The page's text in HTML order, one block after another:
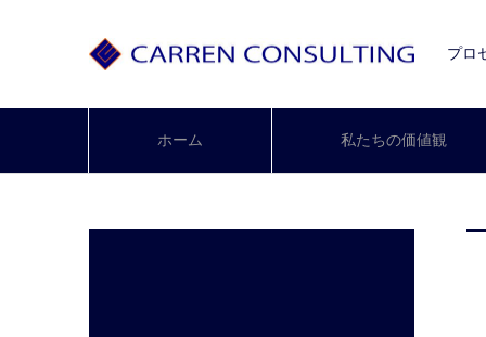
プロ
ホーム 私たちの価値観